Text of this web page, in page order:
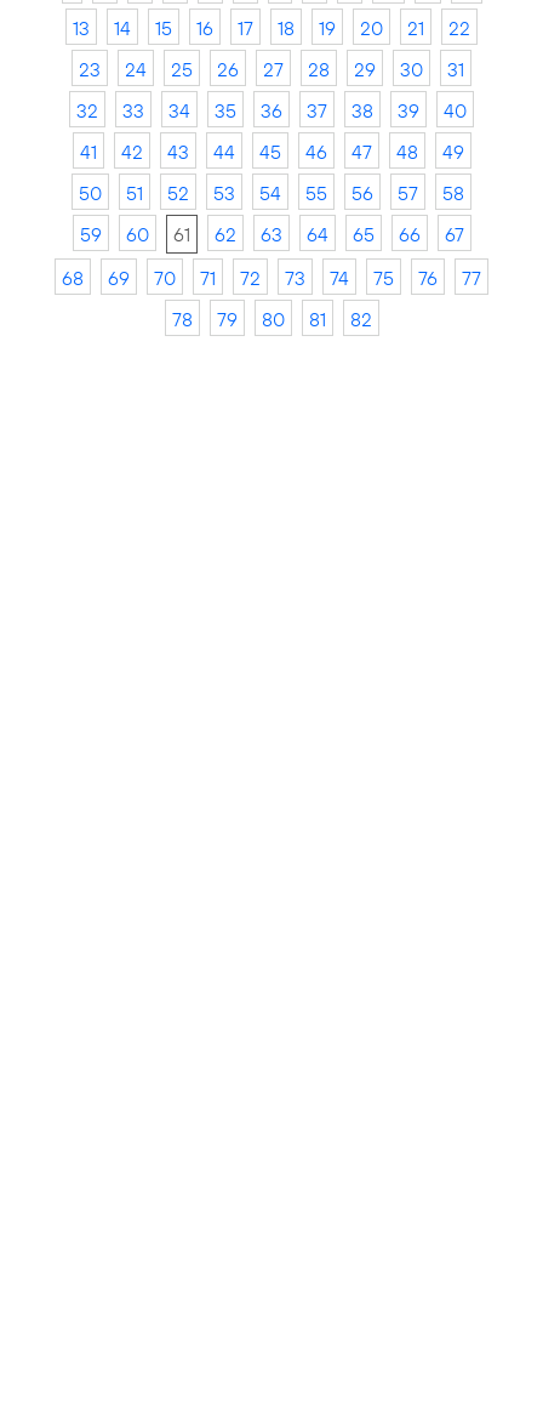
13
14 15 16 17 18 19 20 21
22
23
24 25 26 27 28 29 30
31
32
33 34 35 36 37 38 39
40
41
42 43 44 45 46 47 48
49
50
51 52 53 54 55 56 57
58
59
60 61 62 63 64 65 66
67
68
69 70 71 72 73 74 75 76
77
78
79 80 81 82